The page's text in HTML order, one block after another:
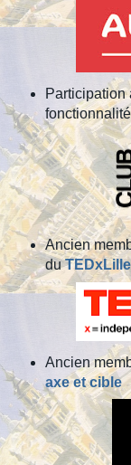
Participation
Ancien
duTEDxLille
Ancien
axe et cible